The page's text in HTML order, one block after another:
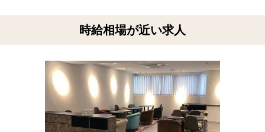
時給相場が近い求人